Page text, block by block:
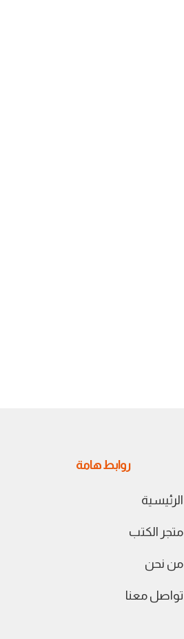
روابط هامة
الرئيسية
متجر الكتب
من نحن
تواصل معنا